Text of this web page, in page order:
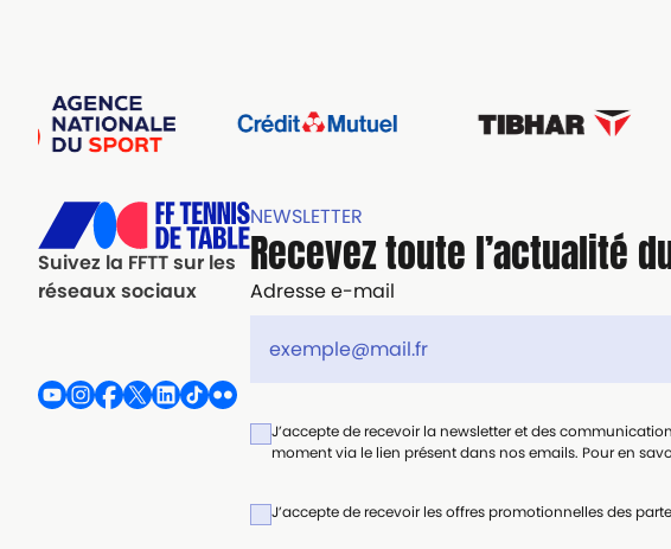
Suivez la FFTT sur les
réseaux sociaux
NEWSLETTER
Recevez toute l’actualité
Adresse e-mail
J’accepte de recevoir la newsletter et des
moment via le lien présent dans nos emails. Pour en
J’accepte de recevoir les offres promotionnelles des